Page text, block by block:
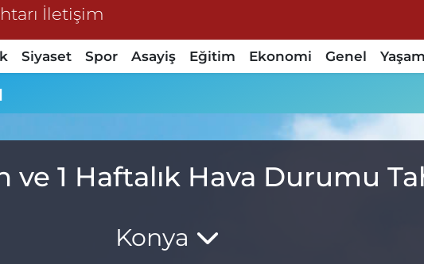
İletişim
Siyaset Spor Asayiş Eğitim Ekonomi Genel Yaşam
ve 1 Haftalık Hava Durumu
Konya